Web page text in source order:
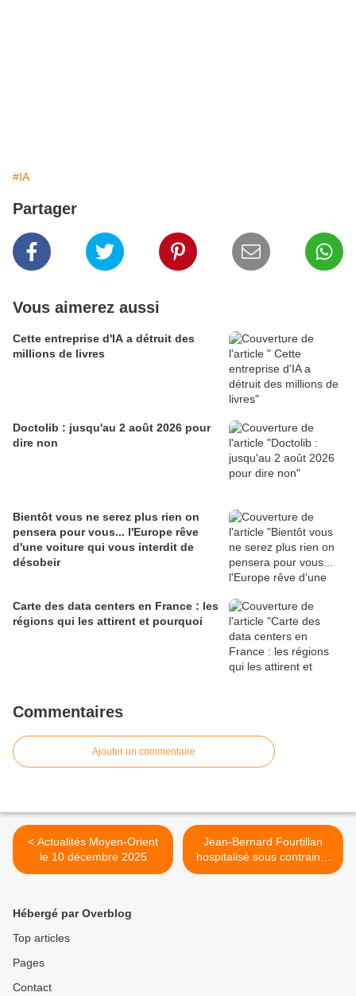
#IA
Partager
Vous aimerez aussi
Cette entreprise d'IA a détruit des
millions de livres
Doctolib : jusqu'au 2 août 2026 pour
dire non
Bientôt vous ne serez plus rien on
pensera pour vous... l'Europe rêve
d'une voiture qui vous interdit de
désobeir
Carte des data centers en France : les
régions qui les attirent et pourquoi
Commentaires
Ajouter un commentaire
< Actualités Moyen-Orient
le 10 décembre 2025
Jean-Bernard Fourtillan
hospitalisé sous contrainte
à Ajaccio >
Hébergé par Overblog
Top articles
Pages
Contact